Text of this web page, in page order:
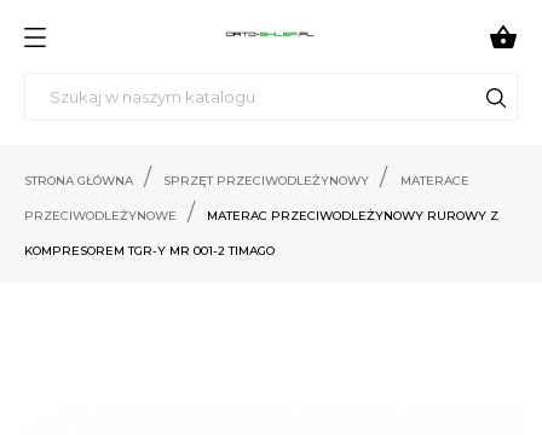

STRONA GŁÓWNA SPRZĘT PRZECIWODLEŻYNOWY MATERACE
PRZECIWODLEŻYNOWE MATERAC PRZECIWODLEŻYNOWY RUROWY Z
KOMPRESOREM TGR-Y MR 001-2 TIMAGO